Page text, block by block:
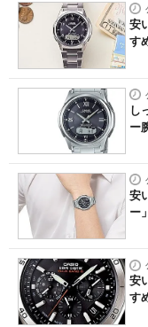
安
す
し
ー
安
ー
安
す